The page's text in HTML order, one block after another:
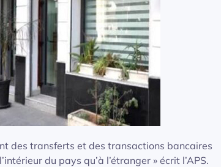
des transferts et des transactions bancaires
du pays qu’à l’étranger » écrit l’APS.